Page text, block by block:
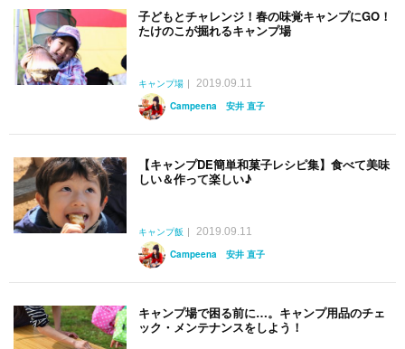
子どもとチャレンジ！春の味覚キャンプにGO！
たけのこが掘れるキャンプ場
キャンプ場
2019.09.11
Campeena 安井 直子
【キャンプDE簡単和菓子レシピ集】食べて美味
しい＆作って楽しい♪
キャンプ飯
2019.09.11
Campeena 安井 直子
キャンプ場で困る前に…。キャンプ用品のチェ
ック・メンテナンスをしよう！